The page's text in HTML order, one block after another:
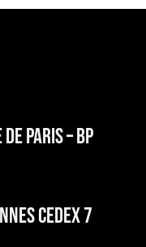
PARIS – BP
CEDEX 7